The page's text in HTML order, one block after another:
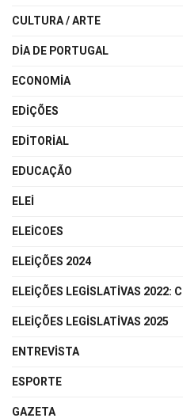
CULTURA / ARTE
DIA DE PORTUGAL
ECONOMIA
EDIÇÕES
EDITORIAL
EDUCAÇÃO
ELEI
ELEICOES
ELEIÇÕES 2024
ELEIÇÕES LEGISLATIVAS 2022:
ELEIÇÕES LEGISLATIVAS 2025
ENTREVISTA
ESPORTE
GAZETA